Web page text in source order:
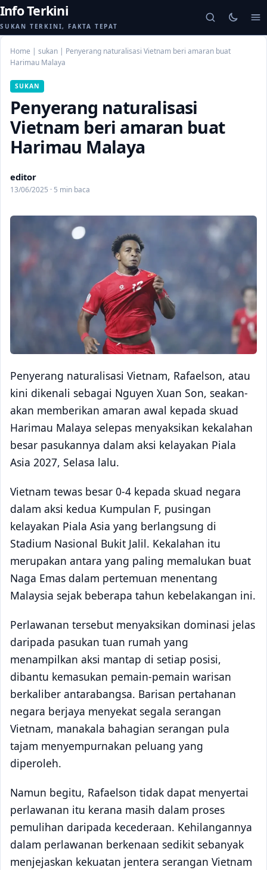
Info Terkini
SUKAN TERKINI, FAKTA TEPAT
Home | sukan | Penyerang naturalisasi Vietnam beri amaran buat
Harimau Malaya
SUKAN
Penyerang naturalisasi
Vietnam beri amaran buat
Harimau Malaya
editor
13/06/2025 · 5 min baca
Penyerang naturalisasi Vietnam, Rafaelson, atau
kini dikenali sebagai Nguyen Xuan Son, seakan-
akan memberikan amaran awal kepada skuad
Harimau Malaya selepas menyaksikan kekalahan
besar pasukannya dalam aksi kelayakan Piala
Asia 2027, Selasa lalu.
Vietnam tewas besar 0-4 kepada skuad negara
dalam aksi kedua Kumpulan F, pusingan
kelayakan Piala Asia yang berlangsung di
Stadium Nasional Bukit Jalil. Kekalahan itu
merupakan antara yang paling memalukan buat
Naga Emas dalam pertemuan menentang
Malaysia sejak beberapa tahun kebelakangan ini.
Perlawanan tersebut menyaksikan dominasi jelas
daripada pasukan tuan rumah yang
menampilkan aksi mantap di setiap posisi,
dibantu kemasukan pemain-pemain warisan
berkaliber antarabangsa. Barisan pertahanan
negara berjaya menyekat segala serangan
Vietnam, manakala bahagian serangan pula
tajam menyempurnakan peluang yang
diperoleh.
Namun begitu, Rafaelson tidak dapat menyertai
perlawanan itu kerana masih dalam proses
pemulihan daripada kecederaan. Kehilangannya
dalam perlawanan berkenaan sedikit sebanyak
menjejaskan kekuatan jentera serangan Vietnam